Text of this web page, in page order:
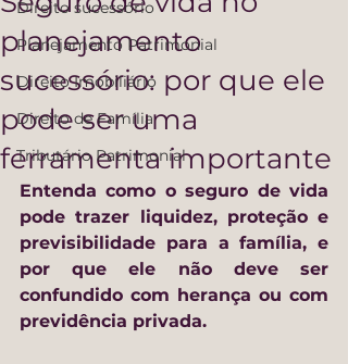
Direito sucessório
Planejamento Patrimonial
Direito Imobiliário
Direito de Família
Tributário Patrimonial
planejamento
sucessório: por que ele
pode ser uma
ferramenta importante
Entenda como o seguro de vida
pode trazer liquidez, proteção e
previsibilidade para a família, e
por que ele não deve ser
confundido com herança ou com
previdência privada.